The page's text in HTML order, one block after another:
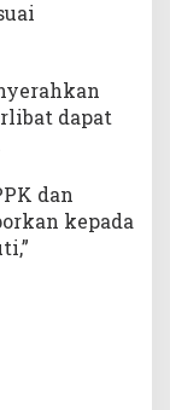
dapat
dan
kepada